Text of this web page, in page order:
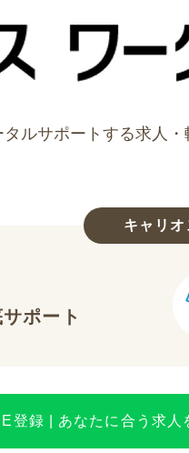
ルサポートする求人・
キャリ
ポート
登録 あなたに合う求人